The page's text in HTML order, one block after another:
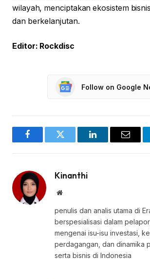
wilayah, menciptakan ekosistem
dan berkelanjutan.
Editor: Rockdisc
Follow on Google
FacebookTwitter LinkedInEmail
Kinanthi
Website
penulis dan analis utama di
berspesialisasi dalam
mengenai isu-isu investasi,
perdagangan, dan dinamika
serta bisnis di Indonesia